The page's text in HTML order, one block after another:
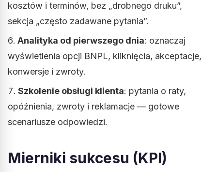
kosztów i terminów, bez „drobnego druku”,
sekcja „często zadawane pytania”.
Analityka od pierwszego dnia: oznaczaj
wyświetlenia opcji BNPL, kliknięcia, akceptacje,
konwersje i zwroty.
Szkolenie obsługi klienta: pytania o raty,
opóźnienia, zwroty i reklamacje — gotowe
scenariusze odpowiedzi.
Mierniki sukcesu (KPI)